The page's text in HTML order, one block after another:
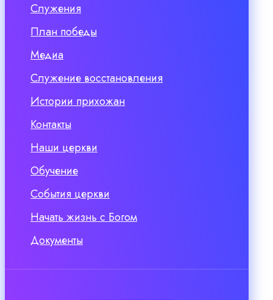
Служения
План победы
Медиа
Служение восстановления
Истории прихожан
Контакты
Наши церкви
Обучение
События церкви
Начать жизнь с Богом
Документы